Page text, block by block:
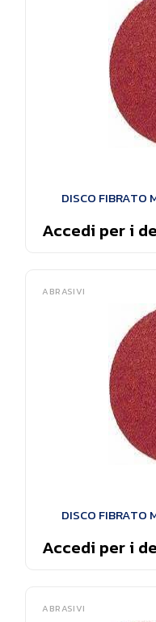
DISCO FIBRATO
Accedi per i
ABRASIVI
DISCO FIBRATO
Accedi per i
ABRASIVI